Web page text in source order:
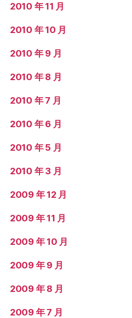
2010 年 11 月
2010 年 10 月
2010 年 9 月
2010 年 8 月
2010 年 7 月
2010 年 6 月
2010 年 5 月
2010 年 3 月
2009 年 12 月
2009 年 11 月
2009 年 10 月
2009 年 9 月
2009 年 8 月
2009 年 7 月